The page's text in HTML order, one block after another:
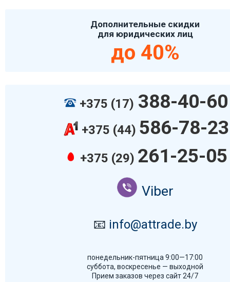
Дополнительные скидки
для юридических лиц
до 40%
+375 (17) 388-40-60
+375 (44) 586-78-23
+375 (29) 261-25-05
Viber
📧 info@attrade.by
понедельник-пятница 9:00—17:00
суббота, воскресенье — выходной
Прием заказов через сайт 24/7